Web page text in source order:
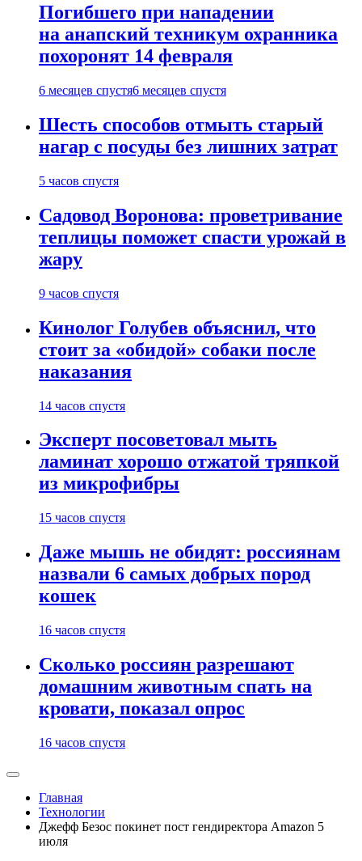
Погибшего при нападении
на анапский техникум охранника
похоронят 14 февраля
6 месяцев спустя6 месяцев спустя
Шесть способов отмыть старый
нагар с посуды без лишних затрат
5 часов спустя
Садовод Воронова: проветривание
теплицы поможет спасти урожай в
жару
9 часов спустя
Кинолог Голубев объяснил, что
стоит за «обидой» собаки после
наказания
14 часов спустя
Эксперт посоветовал мыть
ламинат хорошо отжатой тряпкой
из микрофибры
15 часов спустя
Даже мышь не обидят: россиянам
назвали 6 самых добрых пород
кошек
16 часов спустя
Сколько россиян разрешают
домашним животным спать на
кровати, показал опрос
16 часов спустя
Главная
Технологии
Джефф Безос покинет пост гендиректора Amazon 5
июля